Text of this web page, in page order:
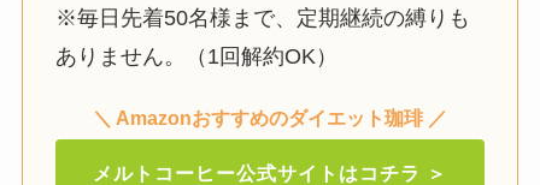
※毎日先着50名様まで、定期継続の縛りも
ありません。（1回解約OK）
＼ Amazonおすすめのダイエット珈琲 ／
メルトコーヒー公式サイトはコチラ ＞